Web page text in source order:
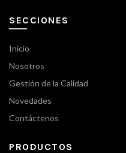
SECCIONES
Inicio
Nosotros
Gestión de la Calidad
Novedades
Contáctenos
PRODUCTOS